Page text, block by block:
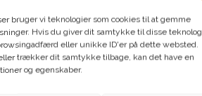
bruger vi teknologier som cookies til at gemme
Hvis du giver dit samtykke til disse
eller unikke ID'er på dette websted.
trækker dit samtykke tilbage, kan det have en
og egenskaber.